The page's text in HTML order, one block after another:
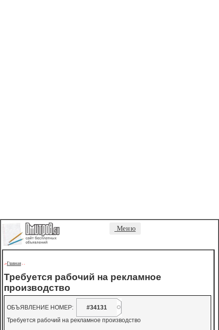
Меню
->Главная - -
Требуется рабочий на рекламное
производство
ОБЪЯВЛЕНИЕ НОМЕР:
#34131
Требуется рабочий на рекламное производство